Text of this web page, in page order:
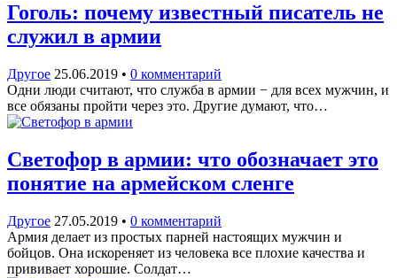
Гоголь: почему известный писатель не
служил в армии
Другое 25.06.2019 • 0 комментарий
Одни люди считают, что служба в армии − для всех мужчин, и
все обязаны пройти через это. Другие думают, что…
Светофор в армии: что обозначает это
понятие на армейском сленге
Другое 27.05.2019 • 0 комментарий
Армия делает из простых парней настоящих мужчин и
бойцов. Она искореняет из человека все плохие качества и
прививает хорошие. Солдат…